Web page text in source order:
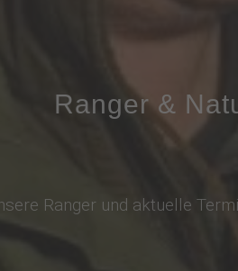
Ranger &
Ranger und aktuelle